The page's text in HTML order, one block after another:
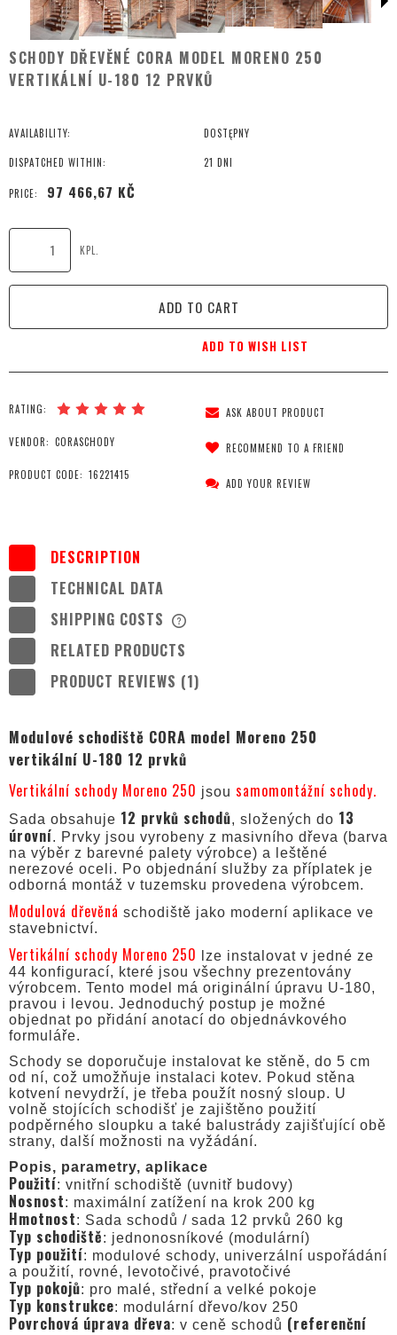
SCHODY DŘEVĚNÉ CORA MODEL MORENO 250
VERTIKÁLNÍ U-180 12 PRVKŮ
AVAILABILITY: DOSTĘPNY
DISPATCHED WITHIN: 21 DNI
PRICE: 97 466,67 KČ
KPL.
ADD TO CART
ADD TO WISH LIST
RATING:
VENDOR: CORASCHODY
PRODUCT CODE: 16221415
ASK ABOUT PRODUCT
RECOMMEND TO A FRIEND
ADD YOUR REVIEW
DESCRIPTION
TECHNICAL DATA
SHIPPING COSTS
RELATED PRODUCTS
PRODUCT REVIEWS (1)
Modulové schodiště CORA model Moreno 250
vertikální U-180 12 prvků
Vertikální schody Moreno 250 jsou samomontážní schody.
Sada obsahuje 12 prvků schodů, složených do 13
úrovní. Prvky jsou vyrobeny z masivního dřeva (barva
na výběr z barevné palety výrobce) a leštěné
nerezové oceli. Po objednání služby za příplatek je
odborná montáž v tuzemsku provedena výrobcem.
Modulová dřevěná schodiště jako moderní aplikace ve
stavebnictví.
Vertikální schody Moreno 250
lze instalovat v jedné ze
44 konfigurací, které jsou všechny prezentovány
výrobcem. Tento model má originální úpravu U-180,
pravou i levou. Jednoduchý postup je možné
objednat po přidání anotací do objednávkového
formuláře.
Schody se doporučuje instalovat ke stěně, do 5 cm
od ní, což umožňuje instalaci kotev. Pokud stěna
kotvení nevydrží, je třeba použít nosný sloup. U
volně stojících schodišť je zajištěno použití
podpěrného sloupku a také balustrády zajišťující obě
strany, další možnosti na vyžádání.
Popis, parametry, aplikace
Použití: vnitřní schodiště (uvnitř budovy)
Nosnost: maximální zatížení na krok 200 kg
Hmotnost: Sada schodů / sada 12 prvků 260 kg
Typ schodiště: jednonosníkové (modulární)
Typ použití: modulové schody, univerzální uspořádání
a použití, rovné, levotočivé, pravotočivé
Typ pokojů: pro malé, střední a velké pokoje
Typ konstrukce: modulární dřevo/kov 250
Povrchová úprava dřeva: v ceně schodů (referenční